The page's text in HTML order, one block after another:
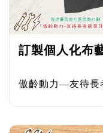
訂製個人化布
傲齡動力—友待長